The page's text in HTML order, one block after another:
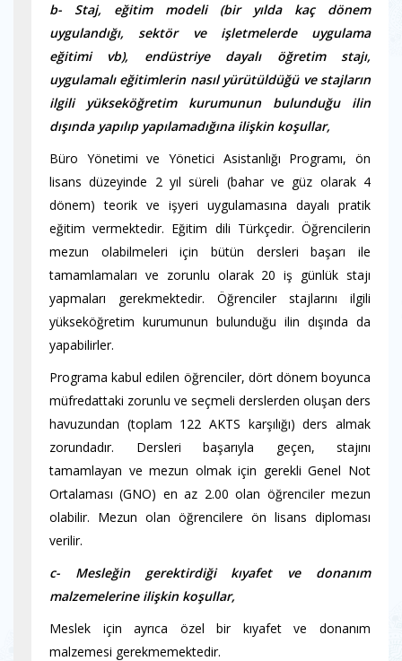
b- Staj, eğitim modeli (bir yılda kaç dönem
uygulandığı, sektör ve işletmelerde uygulama
eğitimi vb), endüstriye dayalı öğretim stajı,
uygulamalı eğitimlerin nasıl yürütüldüğü ve stajların
ilgili yükseköğretim kurumunun bulunduğu ilin
dışında yapılıp yapılamadığına ilişkin koşullar,
Büro Yönetimi ve Yönetici Asistanlığı Programı, ön
lisans düzeyinde 2 yıl süreli (bahar ve güz olarak 4
dönem) teorik ve işyeri uygulamasına dayalı pratik
eğitim vermektedir. Eğitim dili Türkçedir. Öğrencilerin
mezun olabilmeleri için bütün dersleri başarı ile
tamamlamaları ve zorunlu olarak 20 iş günlük stajı
yapmaları gerekmektedir. Öğrenciler stajlarını ilgili
yükseköğretim kurumunun bulunduğu ilin dışında da
yapabilirler.
Programa kabul edilen öğrenciler, dört dönem boyunca
müfredattaki zorunlu ve seçmeli derslerden oluşan ders
havuzundan (toplam 122 AKTS karşılığı) ders almak
zorundadır. Dersleri başarıyla geçen, stajını
tamamlayan ve mezun olmak için gerekli Genel Not
Ortalaması (GNO) en az 2.00 olan öğrenciler mezun
olabilir. Mezun olan öğrencilere ön lisans diploması
verilir.
c- Mesleğin gerektirdiği kıyafet ve donanım
malzemelerine ilişkin koşullar,
Meslek için ayrıca özel bir kıyafet ve donanım
malzemesi gerekmemektedir.